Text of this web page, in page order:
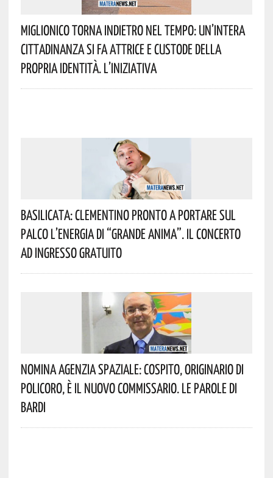
Miglionico Torna Indietro Nel Tempo: Un’intera
Cittadinanza Si Fa Attrice E Custode Della
Propria Identità. L’iniziativa
Basilicata: Clementino Pronto A Portare Sul
Palco L’energia Di “Grande Anima”. Il Concerto
Ad Ingresso Gratuito
Nomina Agenzia Spaziale: Cospito, Originario Di
Policoro, È Il Nuovo Commissario. Le Parole Di
Bardi